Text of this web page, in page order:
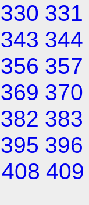
330 331
343 344
356 357
369 370
382 383
395 396
408 409